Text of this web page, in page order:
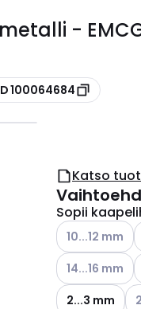
-
100064684
Katso
Sopii
Katso
10...12 mm
Katso
14...16 mm
2...3 mm